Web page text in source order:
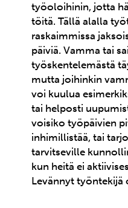
työoloihinin, jotta
töitä. Tällä alalla
raskaimmissa
päiviä. Vamma tai
työskentelemästä
mutta joihinkin
voi kuulua
tai helposti
voisiko työpäivien
inhimillistää, tai
tarvitseville
kun heitä ei
Levännyt